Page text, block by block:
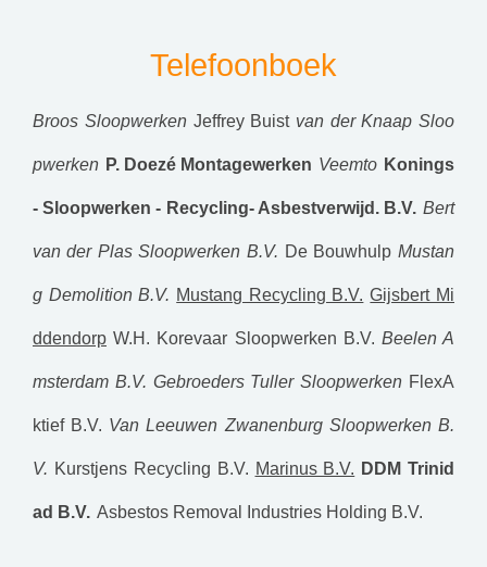
Telefoonboek
Broos Sloopwerken Jeffrey Buist van der Knaap Sloo
pwerken P. Doezé Montagewerken Veemto Konings
- Sloopwerken - Recycling- Asbestverwijd. B.V. Bert
van der Plas Sloopwerken B.V. De Bouwhulp Mustan
g Demolition B.V. Mustang Recycling B.V. Gijsbert Mi
ddendorp W.H. Korevaar Sloopwerken B.V. Beelen A
msterdam B.V. Gebroeders Tuller Sloopwerken FlexA
ktief B.V. Van Leeuwen Zwanenburg Sloopwerken B.
V. Kurstjens Recycling B.V. Marinus B.V. DDM Trinid
ad B.V. Asbestos Removal Industries Holding B.V.